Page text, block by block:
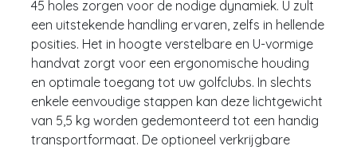
45 holes zorgen voor de nodige dynamiek. U zult
een uitstekende handling ervaren, zelfs in hellende
posities. Het in hoogte verstelbare en U-vormige
handvat zorgt voor een ergonomische houding
en optimale toegang tot uw golfclubs. In slechts
enkele eenvoudige stappen kan deze lichtgewicht
van 5,5 kg worden gedemonteerd tot een handig
transportformaat. De optioneel verkrijgbare